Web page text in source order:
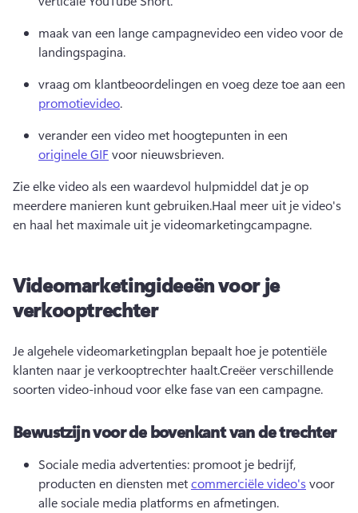
maak van een lange campagnevideo een video voor de
landingspagina.
promotievideo.
verander een video met hoogtepunten in een
originele GIF voor nieuwsbrieven.
Zie elke video als een waardevol hulpmiddel dat je op
meerdere manieren kunt gebruiken.Haal meer uit je video's
en haal het maximale uit je videomarketingcampagne.
Videomarketingideeën voor je
verkooptrechter
Je algehele videomarketingplan bepaalt hoe je potentiële
klanten naar je verkooptrechter haalt.Creëer verschillende
soorten video-inhoud voor elke fase van een campagne.
Bewustzijn voor de bovenkant van de trechter
Sociale media advertenties: promoot je bedrijf,
producten en diensten met commerciële video's voor
alle sociale media platforms en afmetingen.